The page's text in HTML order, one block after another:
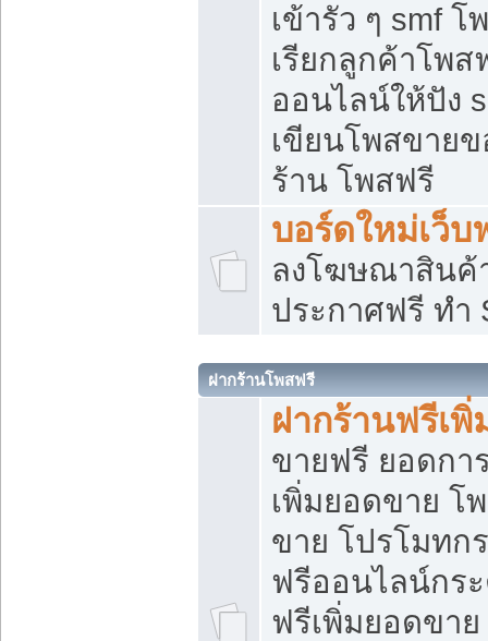
เข้ารัว ๆ smf
เรียกลูกค้าโพส
ออนไลน์ให้ปัง
เขียนโพสขาย
ร้าน โพสฟรี
บอร์ดใหม่เว็บ
ลงโฆษณาสิน
ประกาศฟรี ทำ
ฝากร้านโพสฟรี
ฝากร้านฟรีเ
ขายฟรี ยอดกา
เพิ่มยอดขาย โ
ขาย โปรโมทก
ฟรีออนไลน์กร
ฟรีเพิ่มยอดขา